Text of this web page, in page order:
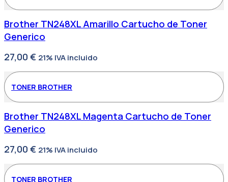
Brother TN248XL Amarillo Cartucho de Toner
Generico
27,00 € 21% IVA incluido
TONER BROTHER
Brother TN248XL Magenta Cartucho de Toner
Generico
27,00 € 21% IVA incluido
TONER BROTHER